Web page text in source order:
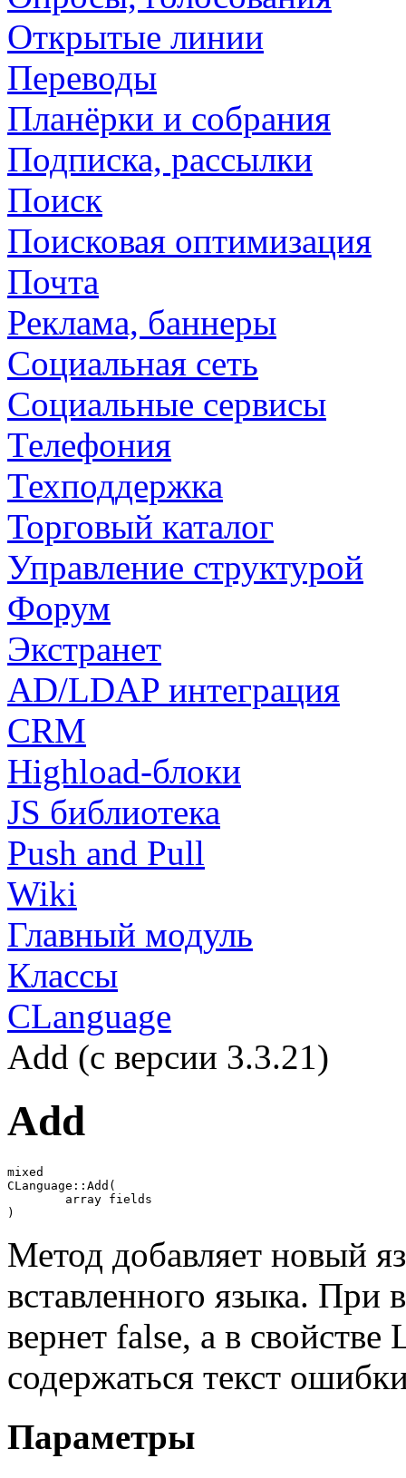
Открытые линии
Переводы
Планёрки и собрания
Подписка, рассылки
Поиск
Поисковая оптимизация
Почта
Реклама, баннеры
Социальная сеть
Социальные сервисы
Телефония
Техподдержка
Торговый каталог
Управление структурой
Форум
Экстранет
AD/LDAP интеграция
CRM
Highload-блоки
JS библиотека
Push and Pull
Wiki
Главный модуль
Классы
CLanguage
Add (с версии 3.3.21)
Add
mixed
CLanguage::Add(
)
Метод добавляет новый
вставленного языка.
вернет false, а в
содержаться текст
Параметры